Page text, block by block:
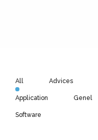
All Advices
Application Genel
Software